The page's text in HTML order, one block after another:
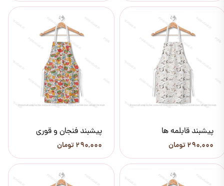
پیشبند قابلمه ها
۲۹۰,۰۰۰ تومان
پیشبند فنجان و قوری
۲۹۰,۰۰۰ تومان